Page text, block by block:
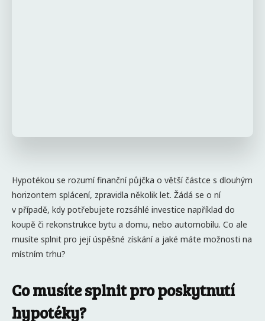
Hypotékou se rozumí finanční půjčka o větší částce s dlouhým
horizontem splácení, zpravidla několik let. Žádá se o ní
v případě, kdy potřebujete rozsáhlé investice například do
koupě či rekonstrukce bytu a domu, nebo automobilu. Co ale
musíte splnit pro její úspěšné získání a jaké máte možnosti na
místním trhu?
Co musíte splnit pro poskytnutí
hypotéky?